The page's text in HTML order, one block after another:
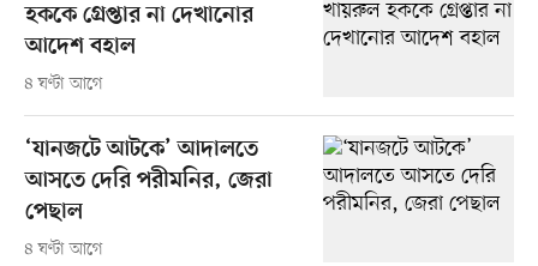
হককে গ্রেপ্তার না দেখানোর
আদেশ বহাল
৪ ঘণ্টা আগে
‘যানজটে আটকে’ আদালতে
আসতে দেরি পরীমনির, জেরা
পেছাল
৪ ঘণ্টা আগে